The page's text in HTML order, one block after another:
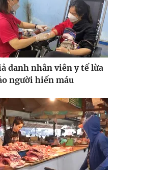
danh nhân viên y tế lừa
người hiến máu